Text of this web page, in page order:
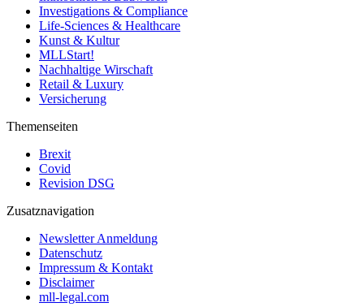
Investigations & Compliance
Life-Sciences & Healthcare
Kunst & Kultur
MLLStart!
Nachhaltige Wirschaft
Retail & Luxury
Versicherung
Themenseiten
Brexit
Covid
Revision DSG
Zusatznavigation
Newsletter Anmeldung
Datenschutz
Impressum & Kontakt
Disclaimer
mll-legal.com